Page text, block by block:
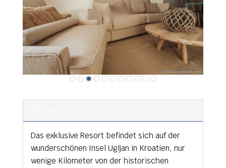
Das exklusive Resort befindet sich auf der
wunderschönen Insel Ugljan in Kroatien, nur
wenige Kilometer von der historischen